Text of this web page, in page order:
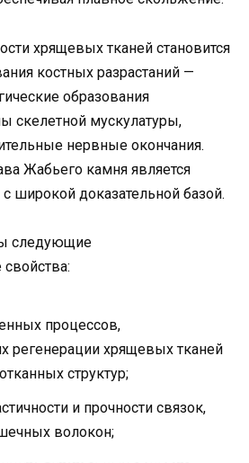
хрящевых тканей становится
костных разрастаний —
образования
скелетной мускулатуры,
нервные окончания.
Жабьего камня является
широкой доказательной базой.
следующие
процессов,
регенерации хрящевых тканей
структур;
и прочности связок,
волокон;